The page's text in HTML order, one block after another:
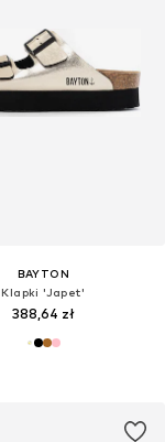
BAYTON
Klapki 'Japet'
388,64 zł